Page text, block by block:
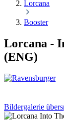
Lorcana
Booster
Lorcana -
(ENG)
Bildergalerie